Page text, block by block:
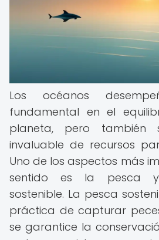
Los océanos
fundamental en el
planeta, pero también
invaluable de recursos
Uno de los aspectos más
sentido es la pesca
sostenible. La pesca
práctica de capturar
se garantice la